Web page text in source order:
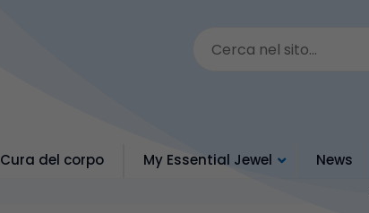
Cura del corpo My Essential Jewel News